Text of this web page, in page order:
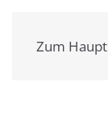
Zum